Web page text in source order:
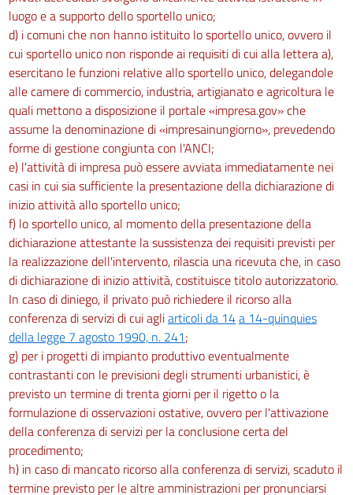
luogo e a supporto dello sportello unico;
d) i comuni che non hanno istituito lo sportello unico, ovvero il
cui sportello unico non risponde ai requisiti di cui alla lettera a),
esercitano le funzioni relative allo sportello unico, delegandole
alle camere di commercio, industria, artigianato e agricoltura le
quali mettono a disposizione il portale «impresa.gov» che
assume la denominazione di «impresainungiorno», prevedendo
forme di gestione congiunta con l'ANCI;
e) l'attività di impresa può essere avviata immediatamente nei
casi in cui sia sufficiente la presentazione della dichiarazione di
inizio attività allo sportello unico;
f) lo sportello unico, al momento della presentazione della
dichiarazione attestante la sussistenza dei requisiti previsti per
la realizzazione dell'intervento, rilascia una ricevuta che, in caso
di dichiarazione di inizio attività, costituisce titolo autorizzatorio.
In caso di diniego, il privato può richiedere il ricorso alla
conferenza di servizi di cui agliarticoli da 14a 14-quinquies
della legge 7 agosto 1990, n. 241;
g) per i progetti di impianto produttivo eventualmente
contrastanti con le previsioni degli strumenti urbanistici, è
previsto un termine di trenta giorni per il rigetto o la
formulazione di osservazioni ostative, ovvero per l'attivazione
della conferenza di servizi per la conclusione certa del
procedimento;
h) in caso di mancato ricorso alla conferenza di servizi, scaduto il
termine previsto per le altre amministrazioni per pronunciarsi